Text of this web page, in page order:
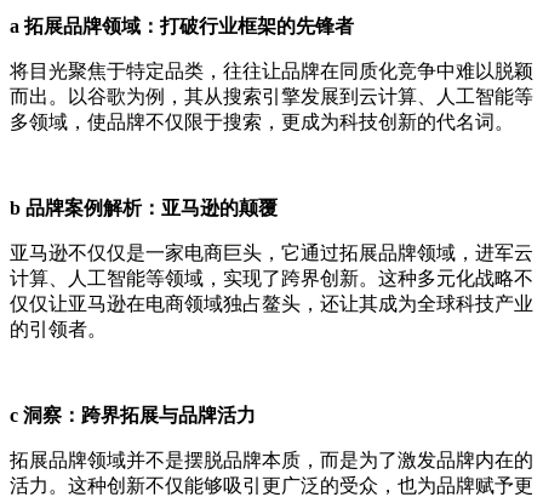
a 拓展品牌领域：打破行业框架的先锋者
将目光聚焦于特定品类，往往让品牌在同质化竞争中难以脱颖
而出。以谷歌为例，其从搜索引擎发展到云计算、人工智能等
多领域，使品牌不仅限于搜索，更成为科技创新的代名词。
b 品牌案例解析：亚马逊的颠覆
亚马逊不仅仅是一家电商巨头，它通过拓展品牌领域，进军云
计算、人工智能等领域，实现了跨界创新。这种多元化战略不
仅仅让亚马逊在电商领域独占鳌头，还让其成为全球科技产业
的引领者。
c 洞察：跨界拓展与品牌活力
拓展品牌领域并不是摆脱品牌本质，而是为了激发品牌内在的
活力。这种创新不仅能够吸引更广泛的受众，也为品牌赋予更